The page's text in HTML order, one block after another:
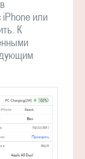
iPhone или
К